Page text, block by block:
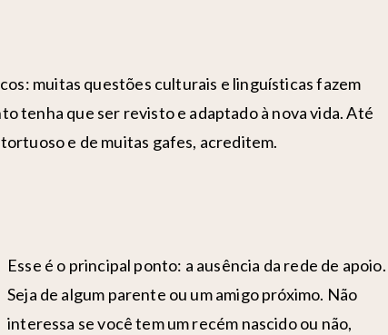
muitas questões culturais e linguísticas fazem
tenha que ser revisto e adaptado à nova vida. Até
e de muitas gafes, acreditem.
Esse é o principal ponto: a ausência da rede de apoio.
Seja de algum parente ou um amigo próximo. Não
interessa se você tem um recém nascido ou não,